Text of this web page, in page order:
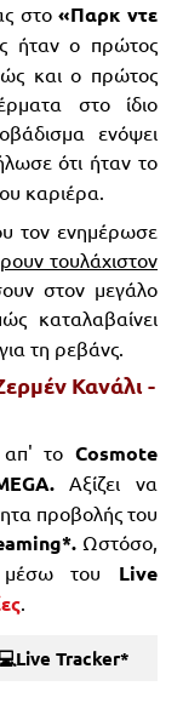
στο«Παρκ ντε
ήταν ο πρώτος
και ο πρώτος
στο ίδιο
ενόψει
ότι ήταν το
καριέρα.
τον ενημέρωσε
τουλάχιστον
στον μεγάλο
καταλαβαίνει
τη ρεβάνς.
Κανάλι -
απ' το Cosmote
.Αξίζει να
προβολής του
Ωστόσο,
μέσω του Live
.
💻Live Tracker*